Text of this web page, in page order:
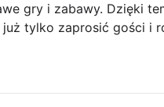
gry i zabawy. Dzięki
tylko zaprosić gości i